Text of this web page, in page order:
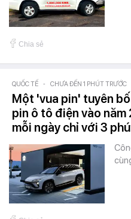
Chia sẻ
QUỐC TẾ - CHƯA ĐẾN 1 PHÚT TRƯỚC
Một 'vua pin' tuyên
pin ô tô điện vào năm
mỗi ngày chỉ với 3